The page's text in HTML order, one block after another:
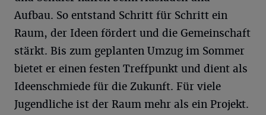
Aufbau. So entstand Schritt für Schritt ein
Raum, der Ideen fördert und die Gemeinschaft
stärkt. Bis zum geplanten Umzug im Sommer
bietet er einen festen Treffpunkt und dient als
Ideenschmiede für die Zukunft. Für viele
Jugendliche ist der Raum mehr als ein Projekt.